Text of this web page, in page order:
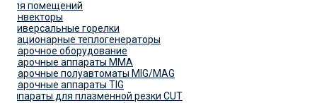
Для помещений
Конвекторы
Универсальные горелки
Стационарные теплогенераторы
Сварочное оборудование
Сварочные аппараты MMA
Сварочные полуавтоматы MIG/MAG
Сварочные аппараты TIG
Аппараты для плазменной резки CUT